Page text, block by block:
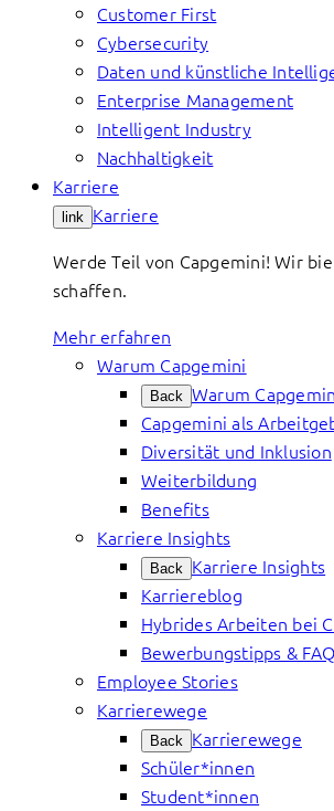
Customer First
Cybersecurity
Daten und künstliche
Enterprise Management
Intelligent Industry
Nachhaltigkeit
Karriere
link Karriere
Werde Teil von Capgemini! Wir
schaffen.
Mehr erfahren
Warum Capgemini
Back Warum
Capgemini als
Diversität und Inklusion
Weiterbildung
Benefits
Karriere Insights
Back Karriere Insights
Karriereblog
Hybrides Arbeiten bei
Bewerbungstipps & FAQ
Employee Stories
Karrierewege
Back Karrierewege
Schüler*innen
Student*innen